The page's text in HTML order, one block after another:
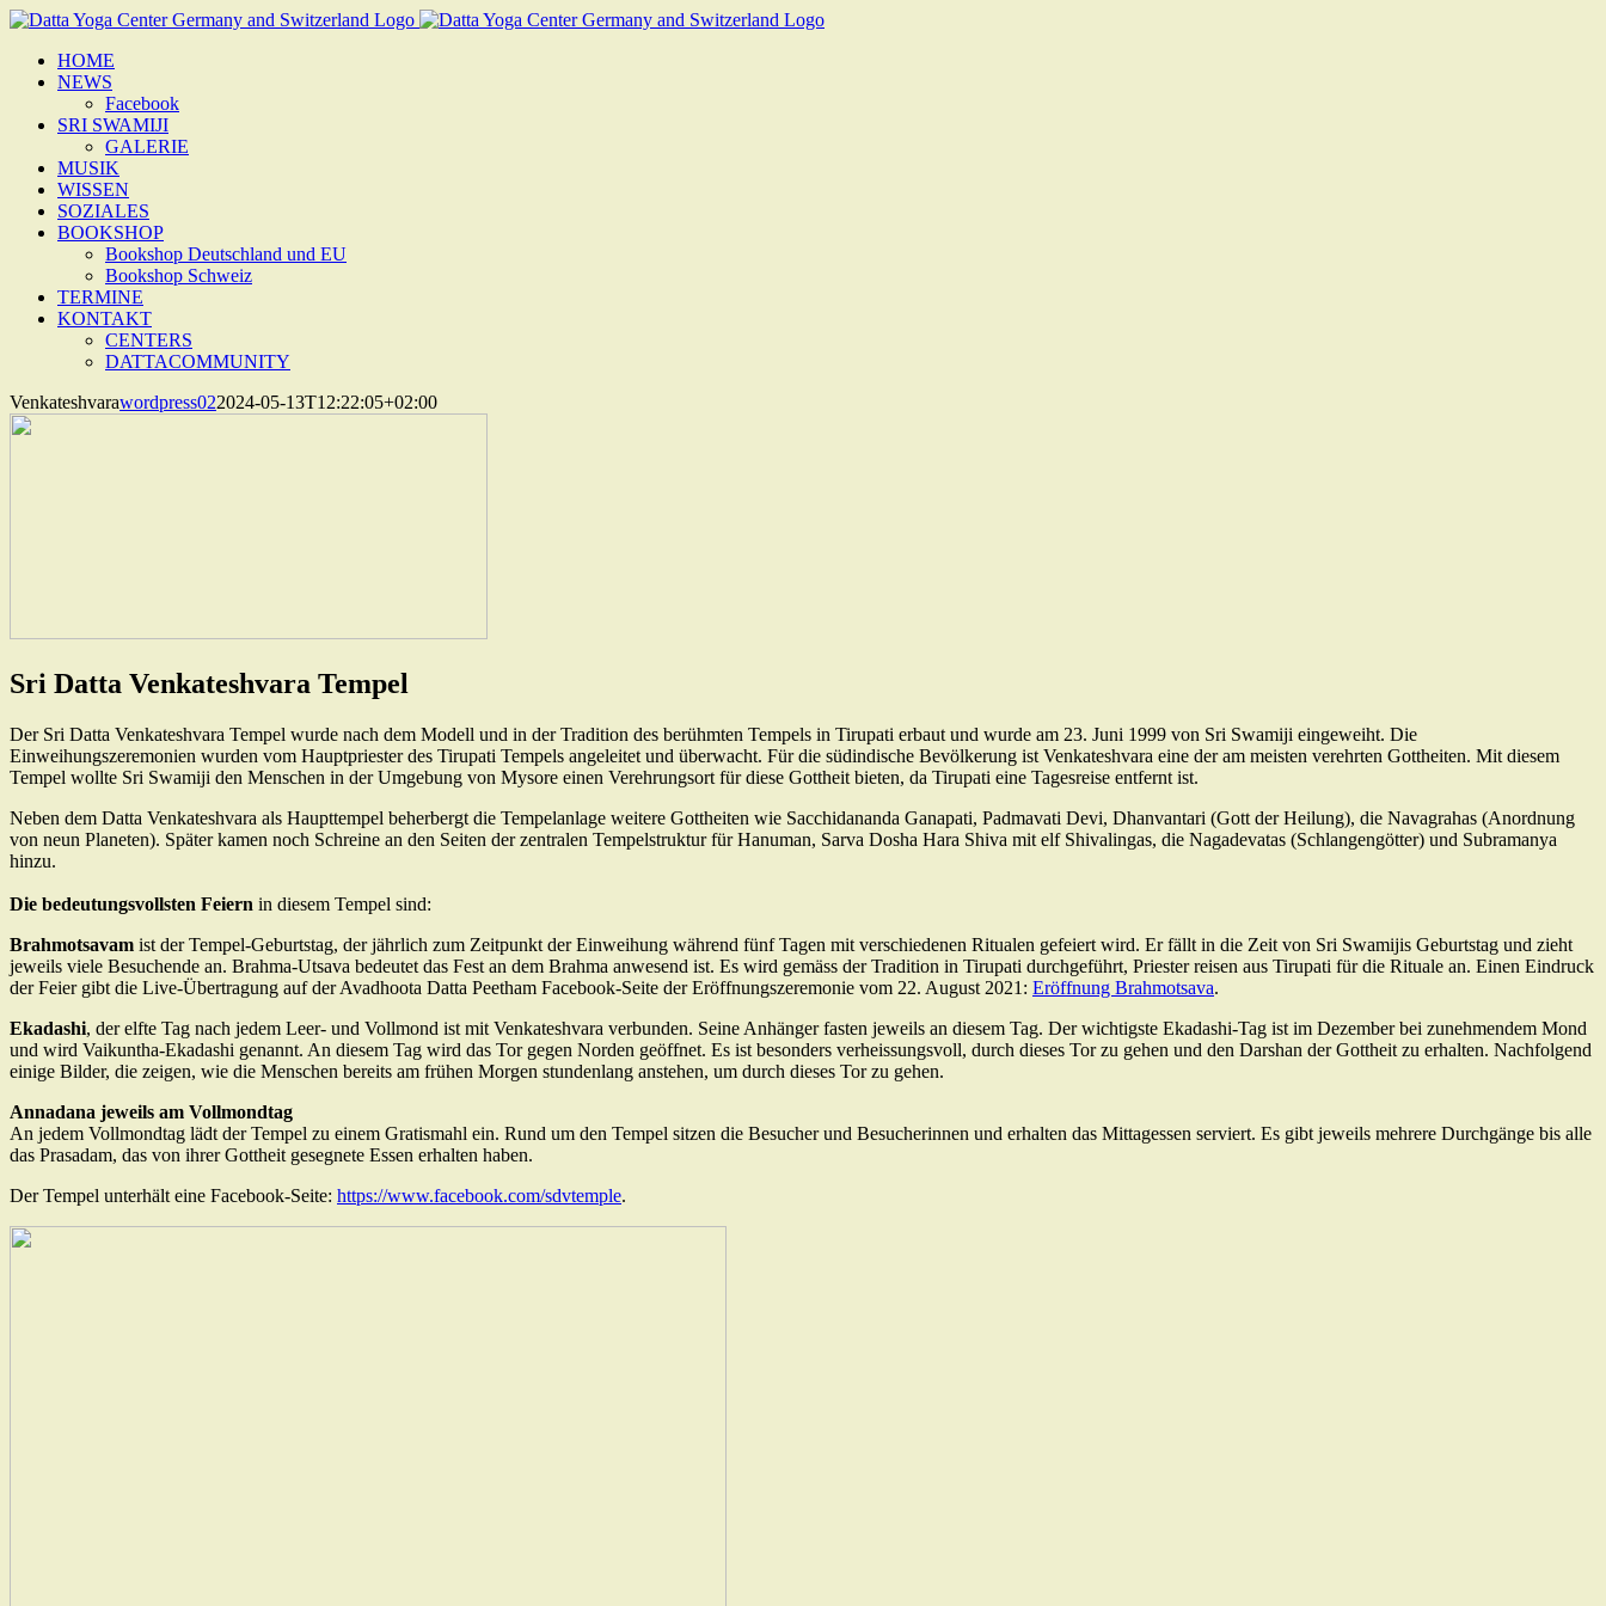
Zum
springenHOME
NEWS
Facebook
SRI SWAMIJI
GALERIE
MUSIK
WISSEN
SOZIALES
BOOKSHOP
Bookshop Deutschland und EU
Bookshop Schweiz
TERMINE
KONTAKT
CENTERS
DATTACOMMUNITY
Venkateshvarawordpress022024-05-13T12:22:05+02:00
Sri Datta Venkateshvara Tempel
Der Sri Datta Venkateshvara Tempel wurde nach dem Modell und in der Tradition des berühmten Tempels in Tirupati erbaut und wurde am 23. Juni 1999 von Sri Swamiji eingeweiht. Die
Einweihungszeremonien wurden vom Hauptpriester des Tirupati Tempels angeleitet und überwacht. Für die südindische Bevölkerung ist Venkateshvara eine der am meisten verehrten Gottheiten. Mit diesem
Tempel wollte Sri Swamiji den Menschen in der Umgebung von Mysore einen Verehrungsort für diese Gottheit bieten, da Tirupati eine Tagesreise entfernt ist.
Neben dem Datta Venkateshvara als Haupttempel beherbergt die Tempelanlage weitere Gottheiten wie Sacchidananda Ganapati, Padmavati Devi, Dhanvantari (Gott der Heilung), die Navagrahas (Anordnung
von neun Planeten). Später kamen noch Schreine an den Seiten der zentralen Tempelstruktur für Hanuman, Sarva Dosha Hara Shiva mit elf Shivalingas, die Nagadevatas (Schlangengötter) und Subramanya
hinzu.
Die bedeutungsvollsten Feiern in diesem Tempel sind:
Brahmotsavam ist der Tempel-Geburtstag, der jährlich zum Zeitpunkt der Einweihung während fünf Tagen mit verschiedenen Ritualen gefeiert wird. Er fällt in die Zeit von Sri Swamijis Geburtstag und zieht
jeweils viele Besuchende an. Brahma-Utsava bedeutet das Fest an dem Brahma anwesend ist. Es wird gemäss der Tradition in Tirupati durchgeführt, Priester reisen aus Tirupati für die Rituale an. Einen Eindruck
der Feier gibt die Live-Übertragung auf der Avadhoota Datta Peetham Facebook-Seite der Eröffnungszeremonie vom 22. August 2021: Eröffnung Brahmotsava.
Ekadashi, der elfte Tag nach jedem Leer- und Vollmond ist mit Venkateshvara verbunden. Seine Anhänger fasten jeweils an diesem Tag. Der wichtigste Ekadashi-Tag ist im Dezember bei zunehmendem Mond
und wird Vaikuntha-Ekadashi genannt. An diesem Tag wird das Tor gegen Norden geöffnet. Es ist besonders verheissungsvoll, durch dieses Tor zu gehen und den Darshan der Gottheit zu erhalten. Nachfolgend
einige Bilder, die zeigen, wie die Menschen bereits am frühen Morgen stundenlang anstehen, um durch dieses Tor zu gehen.
Annadana jeweils am Vollmondtag
An jedem Vollmondtag lädt der Tempel zu einem Gratismahl ein. Rund um den Tempel sitzen die Besucher und Besucherinnen und erhalten das Mittagessen serviert. Es gibt jeweils mehrere Durchgänge bis alle
das Prasadam, das von ihrer Gottheit gesegnete Essen erhalten haben.
Der Tempel unterhält eine Facebook-Seite: https://www.facebook.com/sdvtemple.